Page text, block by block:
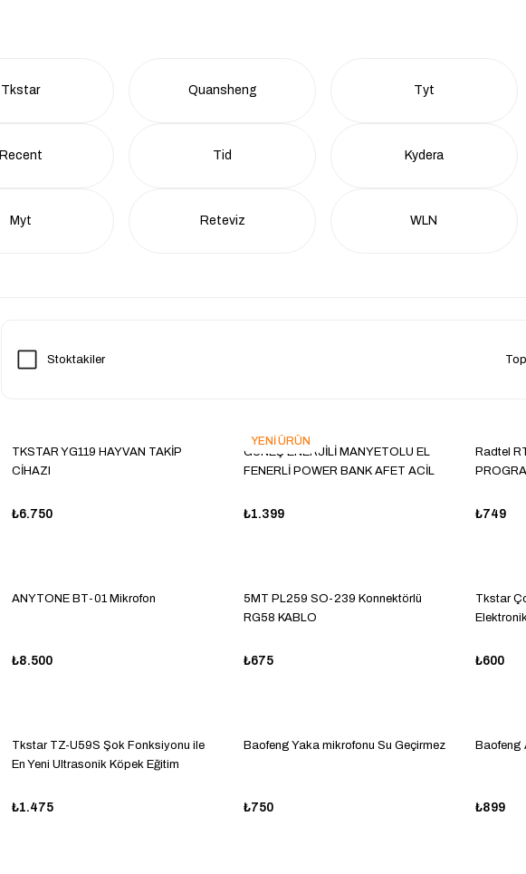
Tkstar Quansheng Tyt
Recent Tid Kydera
Myt Reteviz WLN
Stoktakiler
TKSTAR YG119 HAYVAN TAKİP
CİHAZI
₺6.750
YENİ ÜRÜN
GÜNEŞ ENERJİLİ MANYETOLU EL
FENERLİ POWER BANK AFET ACİL
₺1.399
Radtel
₺749
ANYTONE BT-01 Mikrofon
₺8.500
5MT PL259 SO-239 Konnektörlü
RG58 KABLO
₺675
Tkstar
₺600
Tkstar TZ-U59S Şok Fonksiyonu ile
En Yeni Ultrasonik Köpek Eğitim
₺1.475
Baofeng Yaka mikrofonu Su Geçirmez
₺750
Baofeng
₺899